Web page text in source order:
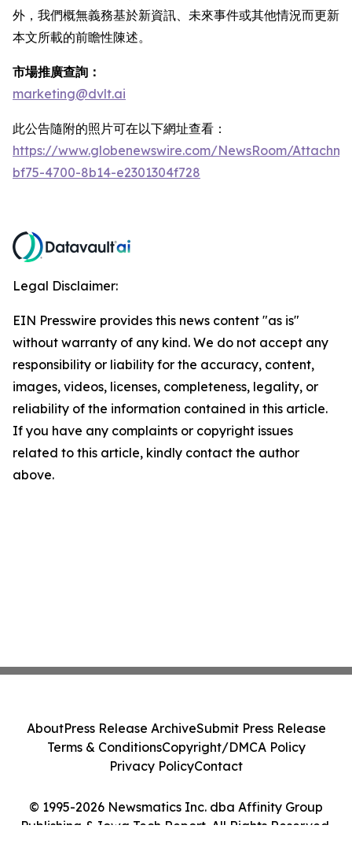
外，我們概無義務基於新資訊、未來事件或其他情況而更新
本文所載的前瞻性陳述。
市場推廣查詢：
marketing@dvlt.ai
此公告隨附的照片可在以下網址查看：
https://www.globenewswire.com/NewsRoom/
bf75-4700-8b14-e2301304f728
Legal Disclaimer:
EIN Presswire provides this news content "as is"
without warranty of any kind. We do not accept any
responsibility or liability for the accuracy, content,
images, videos, licenses, completeness, legality, or
reliability of the information contained in this article.
If you have any complaints or copyright issues
related to this article, kindly contact the author
above.
© 1995-2026 Newsmatics Inc. dba Affinity Group
Publishing & Iowa Tech Report. All Rights Reserved.
AboutPress Release ArchiveSubmit Press Release
Terms & ConditionsCopyright/DMCA Policy
Privacy PolicyContact